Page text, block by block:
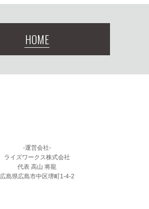
HOME
-運営会社-
ライズワークス株式会社
代表 高山 将龍
広島県広島市中区堺町1-4-2